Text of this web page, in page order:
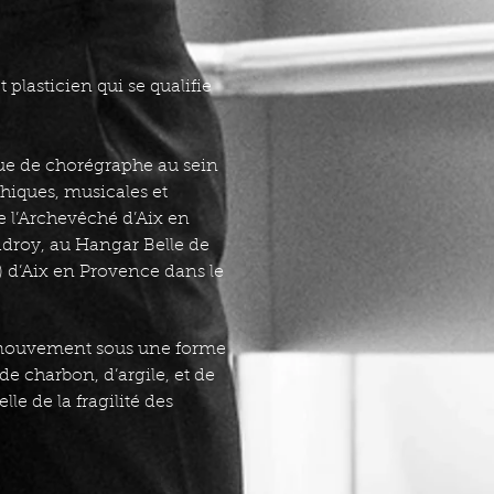
plasticien qui se qualifie
de chorégraphe au sein
musicales et
d’Aix en
au Hangar Belle de
en Provence dans le
sous une forme
charbon, d’argile, et de
de la fragilité des